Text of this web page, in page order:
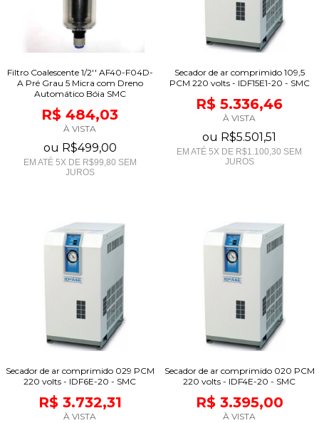
Filtro Coalescente 1/2'' AF40-F04D-
A Pré Grau 5 Micra com Dreno
Automático Bóia SMC
R$ 484,03
À VISTA
ou R$499,00
EM ATÉ 5X DE R$99,80 SEM
JUROS
Secador de ar comprimido 109,5
PCM 220 volts - IDF15E1-20 - SMC
R$ 5.336,46
À VISTA
ou R$5.501,51
EM ATÉ 5X DE R$1.100,30 SEM
JUROS
Secador de ar comprimido 029 PCM
220 volts - IDF6E-20 - SMC
R$ 3.732,31
À VISTA
Secador de ar comprimido 020 PCM
220 volts - IDF4E-20 - SMC
R$ 3.395,00
À VISTA